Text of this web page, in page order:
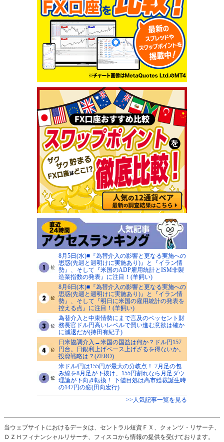
8月5日(水)■『為替介入の影響と更なる実施への
思惑(先週と週明けに実施あり)』と『イラン情
勢』、そして『米国のADP雇用統計とISM非製
造業指数の発表』に注目！(羊飼い)
8月6日(木)■『為替介入の影響と更なる実施への
思惑(先週と週明けに実施あり)』と『イラン情
勢』、そして『明日に米国の雇用統計の発表を
控える点』に注目！(羊飼い)
為替介入と中東情勢にまで言及のベッセント財
務長官ドル円高いレベルで買い進む意欲は確か
に減退だが(持田有紀子)
日米協調介入→米国の国益は何か？ドル円157
円台。日銀利上げペース上げざるを得ないか。
投資戦略は？(ZERO)
米ドル/円は155円が最大の分岐点！ 7月足の包
み線を8月足が下抜け、155円割れなら月足ダウ
理論が下向き転換！ 下値目処は高市総裁誕生時
の147円の窓(田向宏行)
>>人気記事一覧を見る
当ウェブサイトにおけるデータは、セントラル短資ＦＸ、クォンツ・リサーチ、
ＤＺＨフィナンシャルリサーチ、フィスコから情報の提供を受けております。